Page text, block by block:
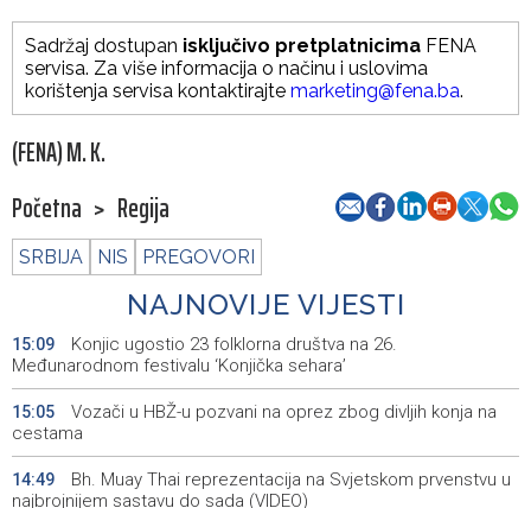
Sadržaj dostupan isključivo pretplatnicima FENA
servisa. Za više informacija o načinu i uslovima
korištenja servisa kontaktirajte marketing@fena.ba.
(FENA) M. K.
Početna > Regija
SRBIJA NIS PREGOVORI
NAJNOVIJE VIJESTI
15:09
Konjic ugostio 23 folklorna društva na 26.
Međunarodnom festivalu ‘Konjička sehara’
15:05
Vozači u HBŽ-u pozvani na oprez zbog divljih konja na
cestama
14:49
Bh. Muay Thai reprezentacija na Svjetskom prvenstvu u
najbrojnijem sastavu do sada (VIDEO)